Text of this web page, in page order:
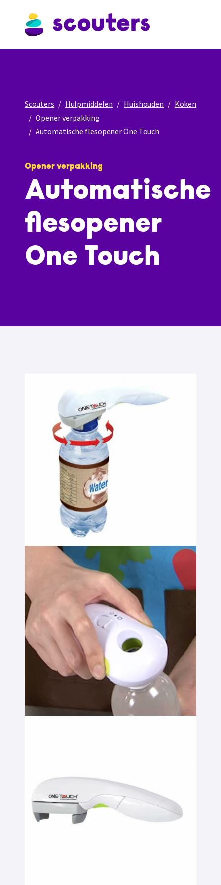
Scouters Hulpmiddelen Huishouden
Koken
Opener verpakking
Automatische flesopener One Touch
Opener verpakking
Automatische
flesopener
One Touch